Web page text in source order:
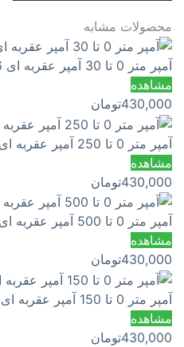
محصولات مشابه
آمپر متر 0 تا 30 آمپر عقربه ای 96*96 BEW
مشاهده
430,000تومان
آمپر متر 0 تا 250 آمپر عقربه ای 96*96 BEW
مشاهده
430,000تومان
آمپر متر 0 تا 500 آمپر عقربه ای 96*96 BEW
مشاهده
430,000تومان
آمپر متر 0 تا 150 آمپر عقربه ای 96*96 BEW
مشاهده
430,000تومان